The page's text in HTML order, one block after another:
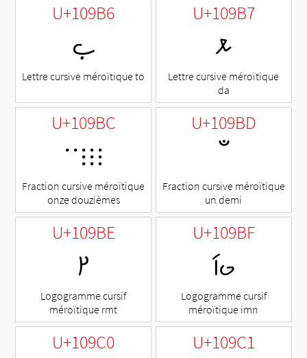
U+109B6
𐦶
Lettre cursive méroïtique to
U+109B7
𐦷
Lettre cursive méroïtique
da
U+109BC
𐦼
Fraction cursive méroïtique
onze douzièmes
U+109BD
𐦽
Fraction cursive méroïtique
un demi
U+109BE
𐦾
Logogramme cursif
méroïtique rmt
U+109BF
𐦿
Logogramme cursif
méroïtique imn
U+109C0 U+109C1